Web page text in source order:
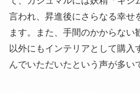
言われ、昇進後にさらなる幸せ
ます。また、手間のかからない
以外にもインテリアとして購入
んでいただいたという声が多い